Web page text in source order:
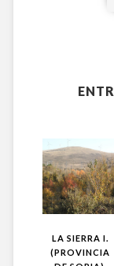
LA SIERRA I.
(PROVINCIA